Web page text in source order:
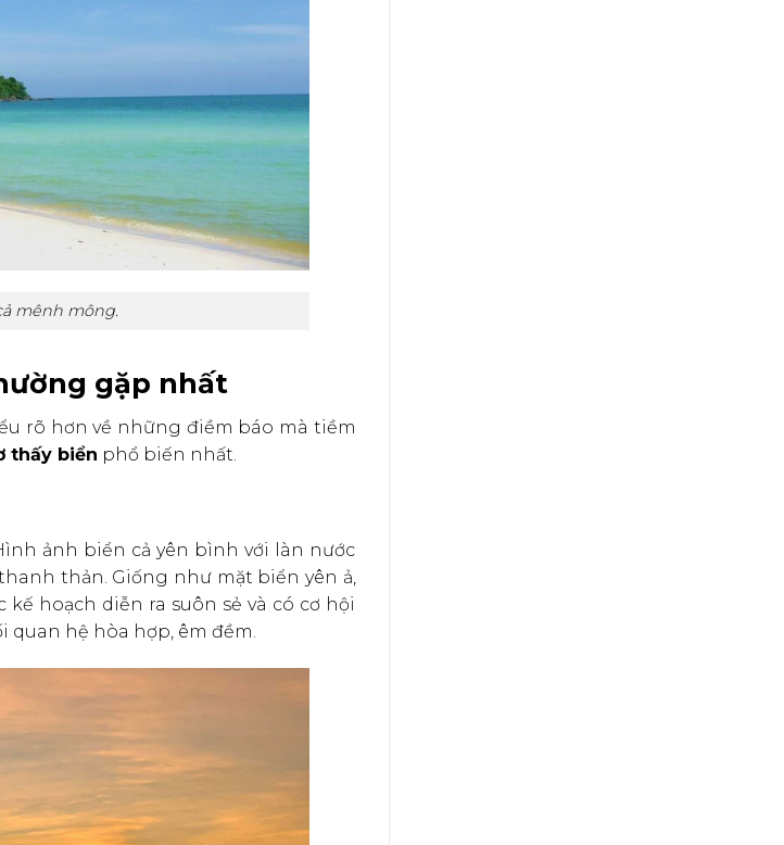
mênh mông.
gặp nhất
rõ hơn về những điềm báo mà tiềm
thấy biển phổ biến nhất.
ảnh biển cả yên bình với làn nước
thản. Giống như mặt biển yên ả,
hoạch diễn ra suôn sẻ và có cơ hội
quan hệ hòa hợp, êm đềm.